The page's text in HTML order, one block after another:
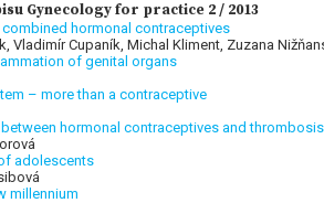
Gynecology for practice 2 / 2013
hormonal contraceptives
Vladimír Cupaník, Michal Kliment, Zuzana
of genital organs
– more than a contraceptive
hormonal contraceptives and thrombosis
adolescents
millennium